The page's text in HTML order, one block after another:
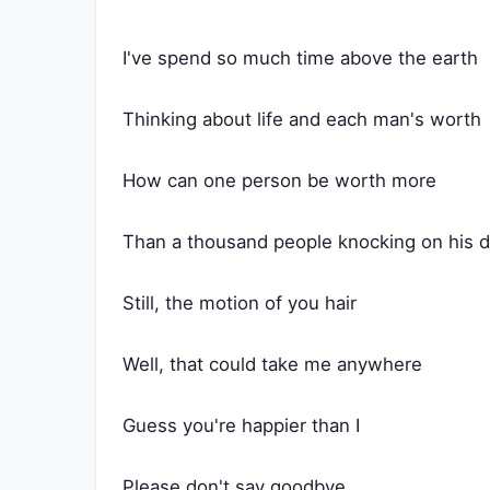
I've spend so much time above the earth
Thinking about life and each man's worth
How can one person be worth more
Than a thousand people knocking on his
Still, the motion of you hair
Well, that could take me anywhere
Guess you're happier than I